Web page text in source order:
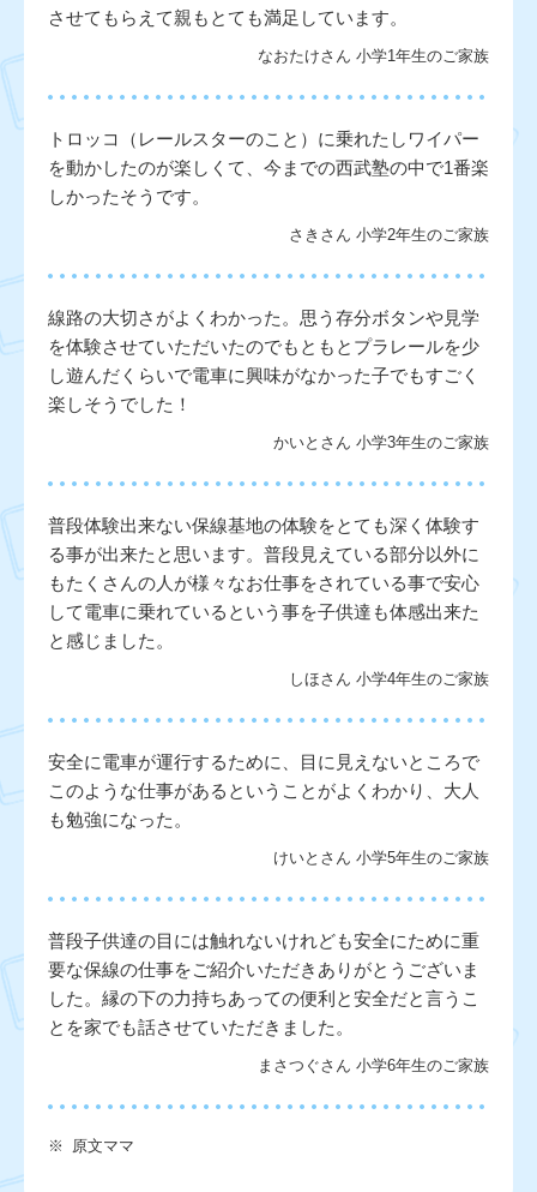
させてもらえて親もとても満足しています。
なおたけさん 小学1年生のご家族
トロッコ（レールスターのこと）に乗れたしワイパー
を動かしたのが楽しくて、今までの西武塾の中で1番楽
しかったそうです。
さきさん 小学2年生のご家族
線路の大切さがよくわかった。思う存分ボタンや見学
を体験させていただいたのでもともとプラレールを少
し遊んだくらいで電車に興味がなかった子でもすごく
楽しそうでした！
かいとさん 小学3年生のご家族
普段体験出来ない保線基地の体験をとても深く体験す
る事が出来たと思います。普段見えている部分以外に
もたくさんの人が様々なお仕事をされている事で安心
して電車に乗れているという事を子供達も体感出来た
と感じました。
しほさん 小学4年生のご家族
安全に電車が運行するために、目に見えないところで
このような仕事があるということがよくわかり、大人
も勉強になった。
けいとさん 小学5年生のご家族
普段子供達の目には触れないけれども安全にために重
要な保線の仕事をご紹介いただきありがとうございま
した。縁の下の力持ちあっての便利と安全だと言うこ
とを家でも話させていただきました。
まさつぐさん 小学6年生のご家族
※ 原文ママ